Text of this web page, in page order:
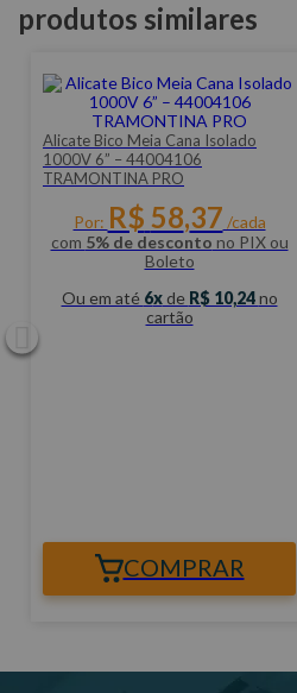
produtos similares
Alicate Bico Meia Cana Isolado
1000V 6” – 44004106
TRAMONTINA PRO
Por: R$ 58,37 /cada
com 5% de desconto no PIX ou
Boleto
Ou em até 6 de R$ 10,24no
cartão
COMPRAR